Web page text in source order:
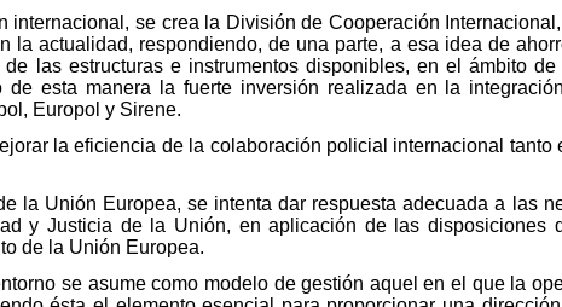
internacional, se crea la División de Cooperación
la actualidad, respondiendo, de una parte, a esa idea de
las estructuras e instrumentos disponibles, en el ámbito
de esta manera la fuerte inversión realizada en la
Europol y Sirene.
la eficiencia de la colaboración policial internacional
la Unión Europea, se intenta dar respuesta adecuada a las
y Justicia de la Unión, en aplicación de las disposiciones
de la Unión Europea.
se asume como modelo de gestión aquel en el que la